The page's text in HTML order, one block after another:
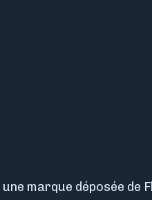
marque déposée de